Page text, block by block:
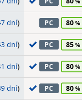
dní) PC 80
dní) PC 85
dní) PC 80
dní) PC 80